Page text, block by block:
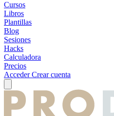
Cursos
Libros
Plantillas
Blog
Sesiones
Hacks
Calculadora
Precios
AccederCrear cuenta